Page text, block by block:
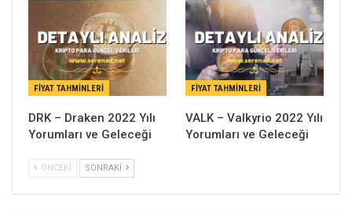
FIYAT TAHMINLERI
DRK – Draken 2022 Yılı
Yorumları ve Geleceği
FIYAT TAHMINLERI
VALK – Valkyrio 2022 Yılı
Yorumları ve Geleceği
ÖNCEKI SONRAKI